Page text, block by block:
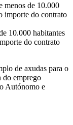
menos de 10.000
importe do contrato
10.000 habitantes
do contrato
de axudas para o
do emprego
Autónomo e